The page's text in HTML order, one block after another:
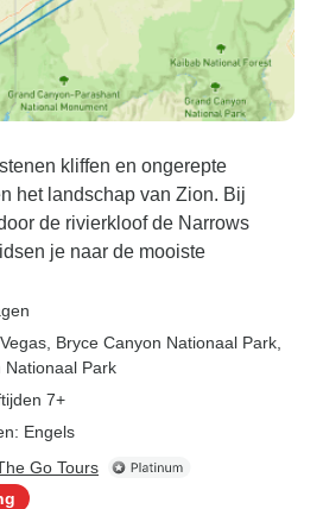
kliffen en ongerepte
het landschap van Zion. Bij
de rivierkloof de Narrows
je naar de mooiste
, Bryce Canyon Nationaal Park
Nationaal Park
7+
Engels
Go Tours